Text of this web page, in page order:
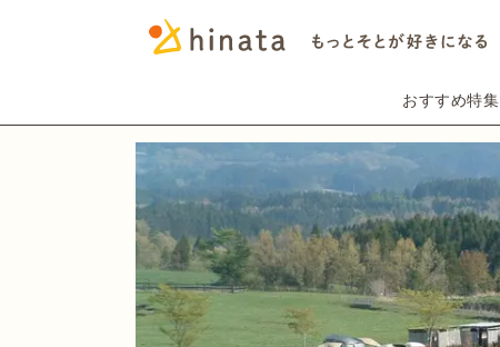
おすすめ特集